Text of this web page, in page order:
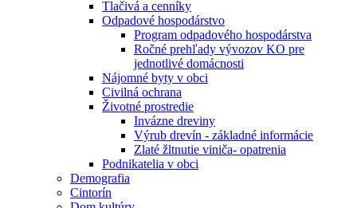
Tlačivá a cenníky
Odpadové hospodárstvo
Program odpadového hospodárstva
Ročné prehľady vývozov KO pre
jednotlivé domácnosti
Nájomné byty v obci
Civilná ochrana
Životné prostredie
Invázne dreviny
Výrub drevín - základné informácie
Zlaté žltnutie viniča- opatrenia
Podnikatelia v obci
Demografia
Cintorín